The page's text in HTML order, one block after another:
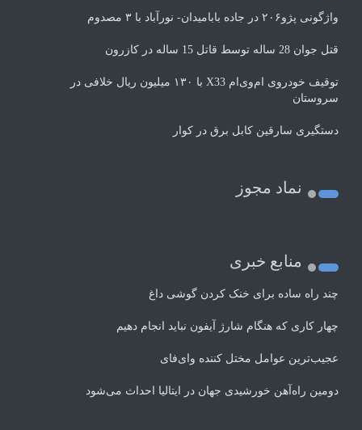
واژگونی پژو۲۰۶ در جاده بابامیدان- نورآباد با ۳ مصدوم
قتل جوان 28 ساله توسط قاتل 15 ساله در کازرون
توقیف خودروی ام‌وی‌ام X33 با ۱۳۰ میلیون ریال خلافی در
سروستان
دستگیری سارقین کابل برق در کوار
نماد مجوز
منابع خبری
چند راه‌ ساده برای خنک کردن گوشی داغ
چهار کاری که هنگام شارژ آیفون نباید انجام دهیم
عجیب‌ترین عوامل مختل کننده وای‌فای
دومین راه‌آهن خورشیدی جهان در ایتالیا احداث می‌شود